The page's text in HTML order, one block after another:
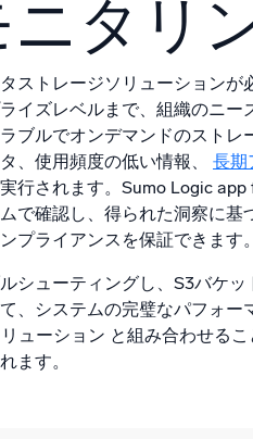
ニタリ
ストレージソリューションが
イズレベルまで、組織のニー
ブルでオンデマンドのスト
、使用頻度の低い情報、 長期
行されます。Sumo Logic
で確認し、得られた洞察に基
プライアンスを保証できます。
シューティングし、S3バケ
、システムの完璧なパフォー
ューション と組み合わせる
ます。